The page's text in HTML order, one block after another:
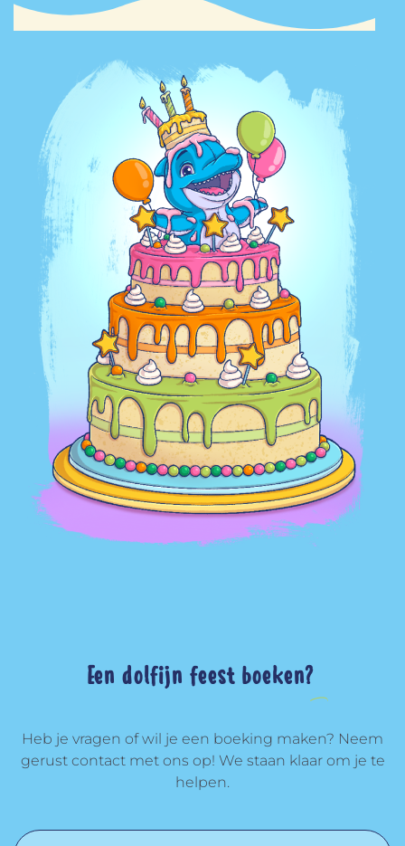
Een dolfijn feest boeken?
Heb je vragen of wil je een boeking maken? Neem
gerust contact met ons op! We staan klaar om je te
helpen.